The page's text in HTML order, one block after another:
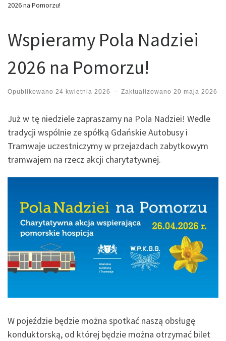
2026 na Pomorzu!
Wspieramy Pola Nadziei
2026 na Pomorzu!
Opublikowano 24 kwietnia 2026 - Zaktualizowano 20 maja 2026
Już w tę niedziele zapraszamy na Pola Nadziei! Wedle
tradycji wspólnie ze spółką Gdańskie Autobusy i
Tramwaje uczestniczymy w przejazdach zabytkowym
tramwajem na rzecz akcji charytatywnej.
W pojeździe będzie można spotkać naszą obsługę
konduktorską, od której będzie można otrzymać bilet